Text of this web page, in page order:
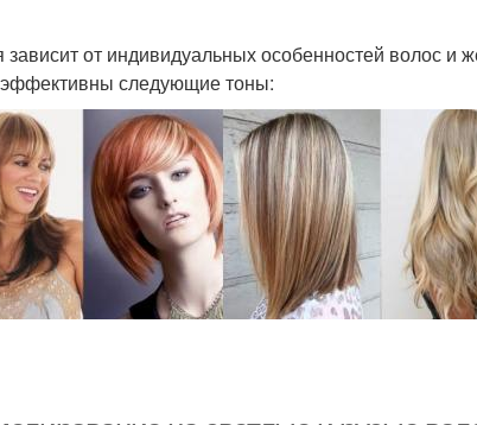
от индивидуальных особенностей волос и
следующие тоны: